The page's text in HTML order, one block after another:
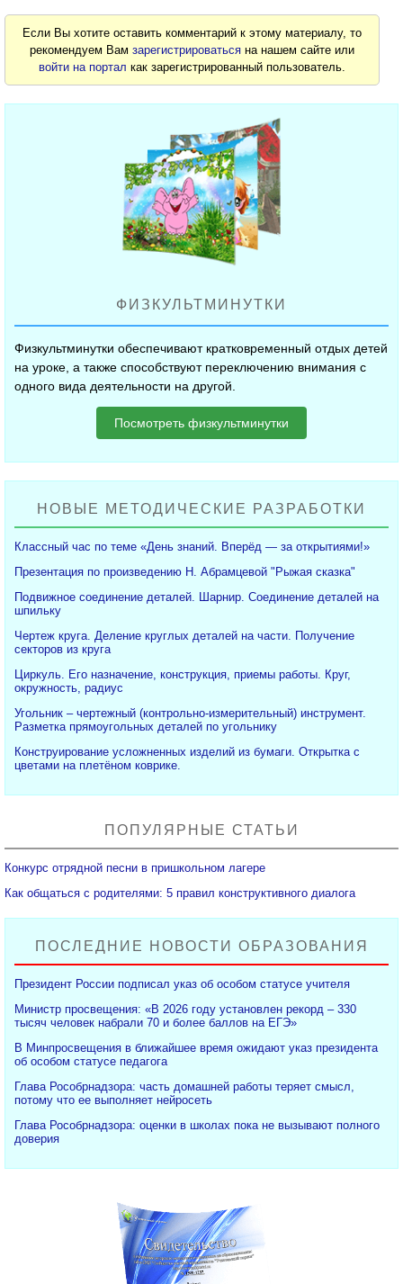
Если Вы хотите оставить комментарий к этому материалу, то
рекомендуем Вамзарегистрироваться на нашем сайте или
войти на портал как зарегистрированный пользователь.
ФИЗКУЛЬТМИНУТКИ
Физкультминутки обеспечивают кратковременный отдых детей
на уроке, а также способствуют переключению внимания с
одного вида деятельности на другой.
Посмотреть физкультминутки
НОВЫЕ МЕТОДИЧЕСКИЕ РАЗРАБОТКИ
Классный час по теме «День знаний. Вперёд — за открытиями!»
Презентация по произведению Н. Абрамцевой "Рыжая сказка"
Подвижное соединение деталей. Шарнир. Соединение деталей на
шпильку
Чертеж круга. Деление круглых деталей на части. Получение
секторов из круга
Циркуль. Его назначение, конструкция, приемы работы. Круг,
окружность, радиус
Угольник – чертежный (контрольно-измерительный) инструмент.
Разметка прямоугольных деталей по угольнику
Конструирование усложненных изделий из бумаги. Открытка с
цветами на плетёном коврике.
ПОПУЛЯРНЫЕ СТАТЬИ
Конкурс отрядной песни в пришкольном лагере
Как общаться с родителями: 5 правил конструктивного диалога
ПОСЛЕДНИЕ НОВОСТИ ОБРАЗОВАНИЯ
Президент России подписал указ об особом статусе учителя
Министр просвещения: «В 2026 году установлен рекорд – 330
тысяч человек набрали 70 и более баллов на ЕГЭ»
В Минпросвещения в ближайшее время ожидают указ президента
об особом статусе педагога
Глава Рособрнадзора: часть домашней работы теряет смысл,
потому что ее выполняет нейросеть
Глава Рособрнадзора: оценки в школах пока не вызывают полного
доверия